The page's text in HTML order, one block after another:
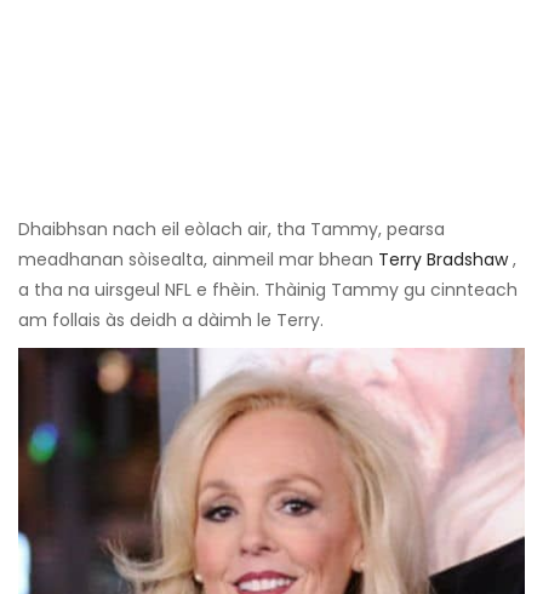
Dhaibhsan nach eil eòlach air, tha Tammy, pearsa
meadhanan sòisealta, ainmeil mar bhean Terry Bradshaw,
a tha na uirsgeul NFL e fhèin. Thàinig Tammy gu cinnteach
am follais às deidh a dàimh le Terry.